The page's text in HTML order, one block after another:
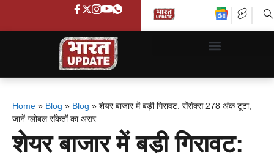
Home » Blog » Blog » शेयर बाजार में बड़ी गिरावट: सेंसेक्स 278 अंक टूटा,
जानें ग्लोबल संकेतों का असर
शेयर बाजार में बड़ी गिरावट: